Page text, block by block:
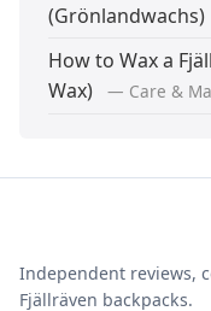
(Grönlandwachs)
How to Wax a
Wax)
— Care &
Independent reviews,
Fjällräven backpacks.